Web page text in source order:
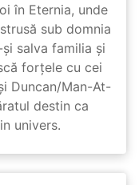
în Eternia, unde
sub domnia
salva familia și
forțele cu cei
Duncan/Man-At-
destin ca
univers.